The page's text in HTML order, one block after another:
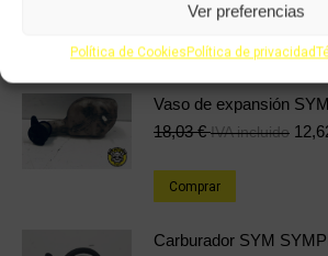
Ver preferencias
Política de CookiesPolítica de privacidad
Productos relacionados
Vaso de expansión
18,03€ IVA incluido
Comprar
Carburador SYM